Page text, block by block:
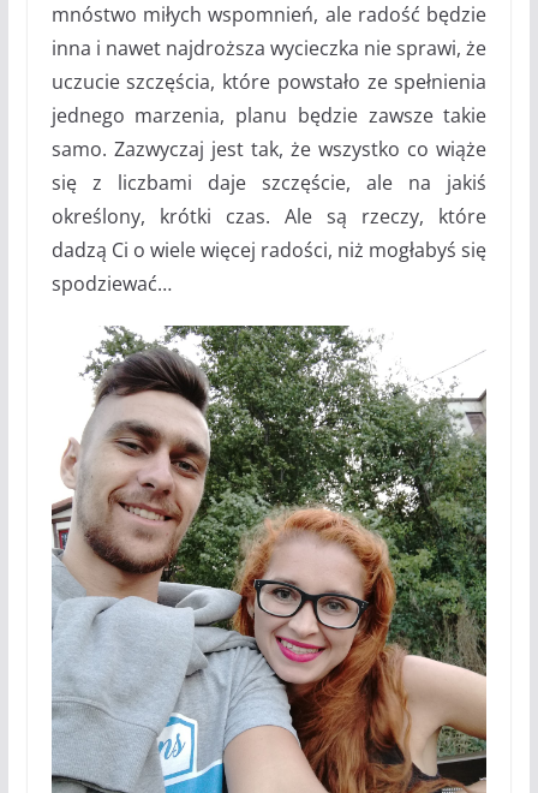
mnóstwo miłych wspomnień, ale radość będzie
inna i nawet najdroższa wycieczka nie sprawi, że
uczucie szczęścia, które powstało ze spełnienia
jednego marzenia, planu będzie zawsze takie
samo. Zazwyczaj jest tak, że wszystko co wiąże
się z liczbami daje szczęście, ale na jakiś
określony, krótki czas. Ale są rzeczy, które
dadzą Ci o wiele więcej radości, niż mogłabyś się
spodziewać…